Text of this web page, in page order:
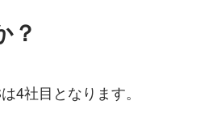
？
4社目となります。